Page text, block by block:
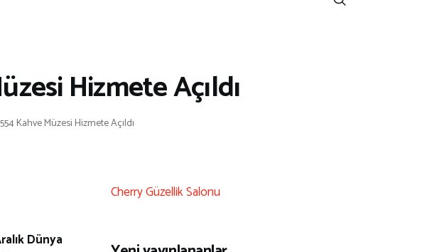
Hizmete Açıldı
Kahve Müzesi Hizmete Açıldı
Dünya
Cherry Güzellik Salonu